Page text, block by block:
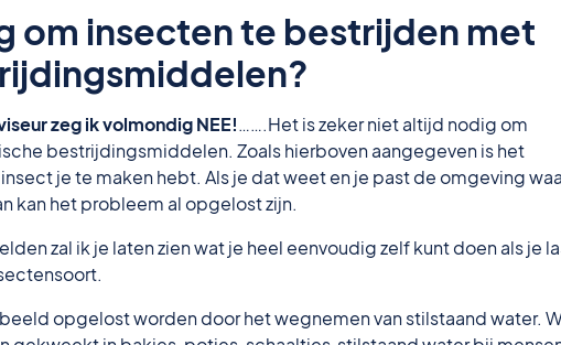
om insecten te bestrijden met
zeg ik volmondig NEE!…….Het is zeker niet altijd nodig om
bestrijdingsmiddelen. Zoals hierboven aangegeven is het
je te maken hebt. Als je dat weet en je past de omgeving
kan het probleem al opgelost zijn.
zal ik je laten zien wat je heel eenvoudig zelf kunt doen als je
opgelost worden door het wegnemen van stilstaand water.